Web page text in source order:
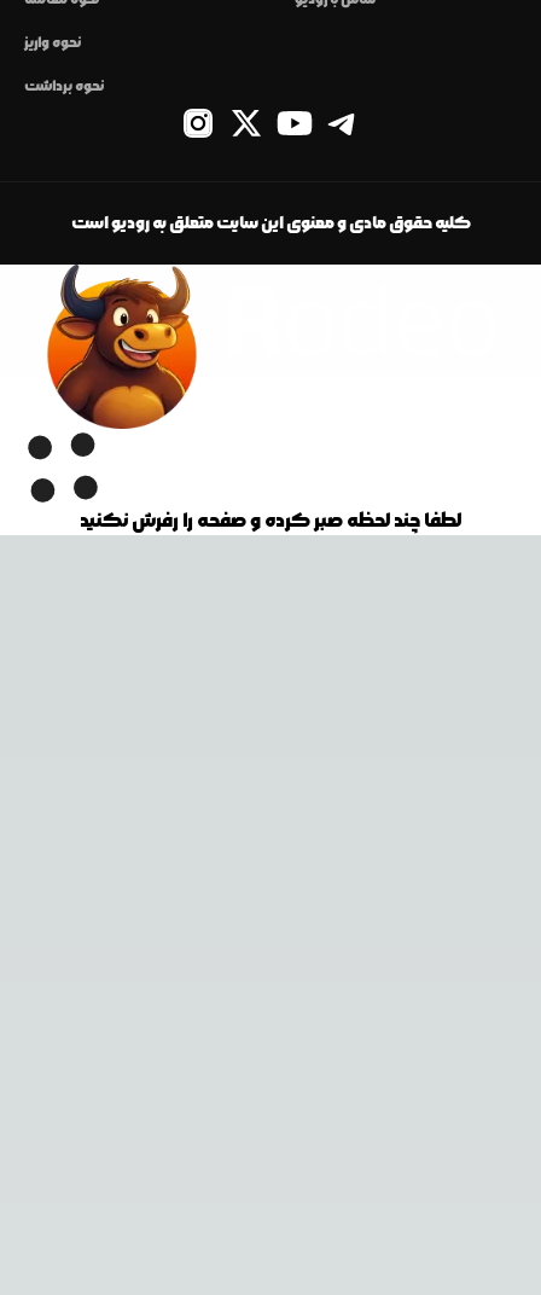
نحوه واریز
نحوه برداشت
کلیه حقوق مادی و معنوی این سایت متعلق به رودیو است
لطفا چند لحظه صبر کرده و صفحه را رفرش نکنید